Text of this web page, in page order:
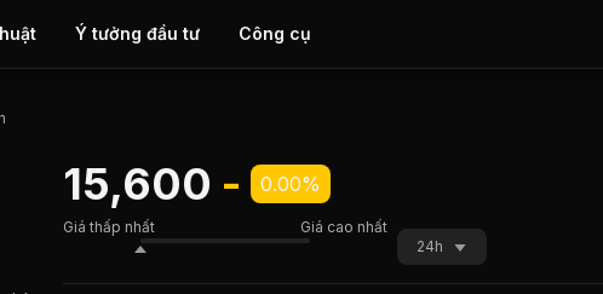
Ý tưởng đầu tư Công cụ
15,600 - 0.00%
Giá thấp nhất
Giá cao nhất
24h